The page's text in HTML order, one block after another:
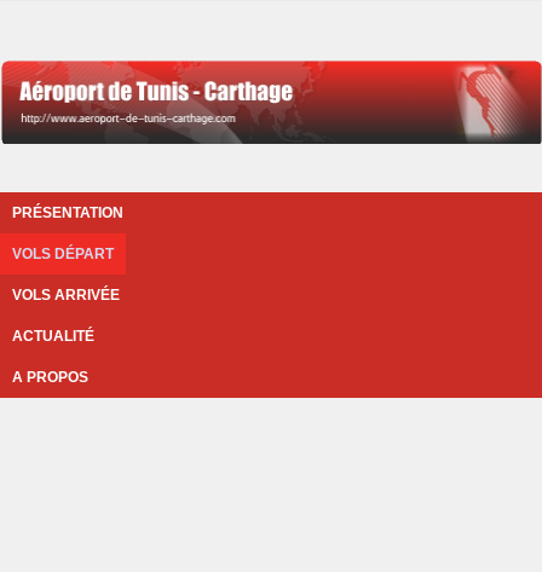
PRÉSENTATION
VOLS DÉPART
VOLS ARRIVÉE
ACTUALITÉ
A PROPOS